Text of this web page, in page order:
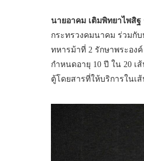
นายอาคม เติมพิทยาไพสิ
กระทรวงคมนาคม ร่วมกั
ทหารม้าที่ 2 รักษาพระอง
กำหนดอายุ 10 ปี ใน 20
ตู้โดยสารที่ให้บริการในเ